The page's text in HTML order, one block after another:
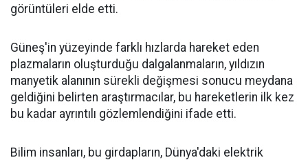
görüntüleri elde etti.
Güneş'in yüzeyinde farklı hızlarda hareket eden
plazmaların oluşturduğu dalgalanmaların, yıldızın
manyetik alanının sürekli değişmesi sonucu meydana
geldiğini belirten araştırmacılar, bu hareketlerin ilk kez
bu kadar ayrıntılı gözlemlendiğini ifade etti.
Bilim insanları, bu girdapların, Dünya'daki elektrik